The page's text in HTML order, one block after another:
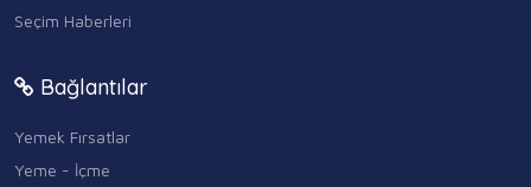
Seçim Haberleri
Bağlantılar
Yemek Fırsatlar
Yeme - İçme